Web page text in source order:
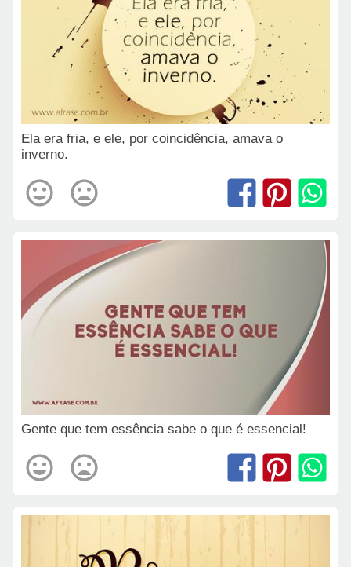
Ela era fria, e ele, por coincidência, amava o
inverno.
Gente que tem essência sabe o que é essencial!